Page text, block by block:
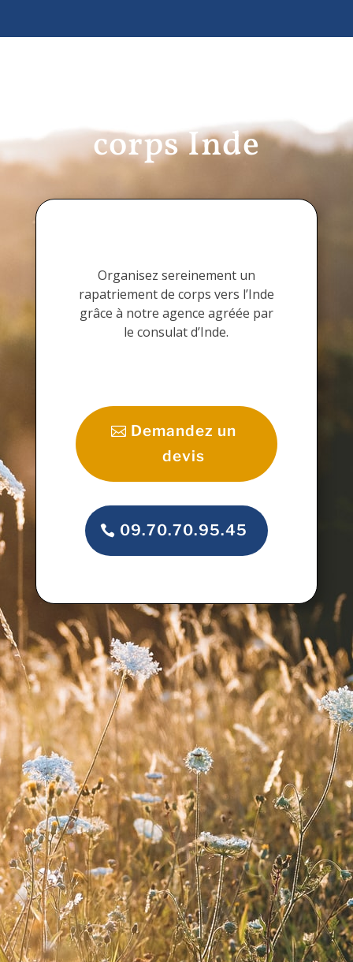
corps Inde
Organisez sereinement un
rapatriement de corps vers l’Inde
grâce à notre agence agréée par
le consulat d’Inde.
Demandez un
devis
09.70.70.95.45